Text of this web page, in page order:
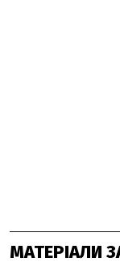
МАТЕРІАЛИ